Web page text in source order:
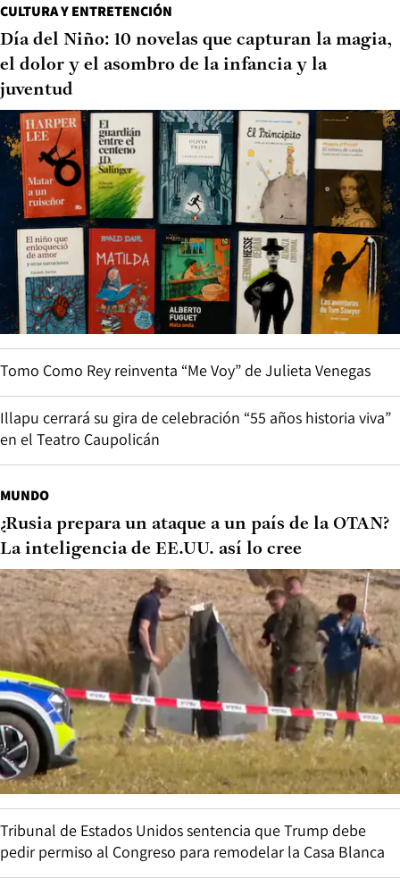
CULTURA Y ENTRETENCIÓN
Día del Niño: 10 novelas que capturan la magia,
el dolor y el asombro de la infancia y la
juventud
Tomo Como Rey reinventa “Me Voy” de Julieta Venegas
Illapu cerrará su gira de celebración “55 años historia viva”
en el Teatro Caupolicán
MUNDO
¿Rusia prepara un ataque a un país de la OTAN?
La inteligencia de EE.UU. así lo cree
Tribunal de Estados Unidos sentencia que Trump debe
pedir permiso al Congreso para remodelar la Casa Blanca